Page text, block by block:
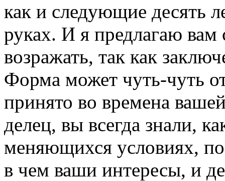
как и следующие десять
руках. И я предлагаю вам
возражать, так как
Форма может чуть-чуть
принято во времена
делец, вы всегда знали,
меняющихся условиях,
в чем ваши интересы, и